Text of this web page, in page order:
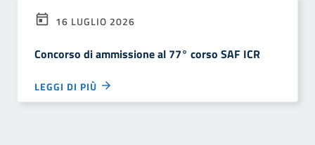
16 LUGLIO 2026
Concorso di ammissione al 77° corso SAF ICR
LEGGI DI PIÙ